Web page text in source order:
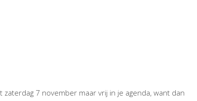
zaterdag 7 november maar vrij in je agenda, want dan